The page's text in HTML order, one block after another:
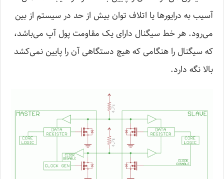
آسیب به درایورها یا اتلاف توان بیش از حد در سیستم از بین
می‌رود. هر خط سیگنال دارای یک مقاومت پول آپ می‌باشد،
که سیگنال را هنگامی که هیچ دستگاهی آن را پایین نمی‌کشد
بالا نگه دارد.